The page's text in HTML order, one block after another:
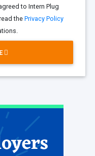
to Intern Plug
the Privacy Policy